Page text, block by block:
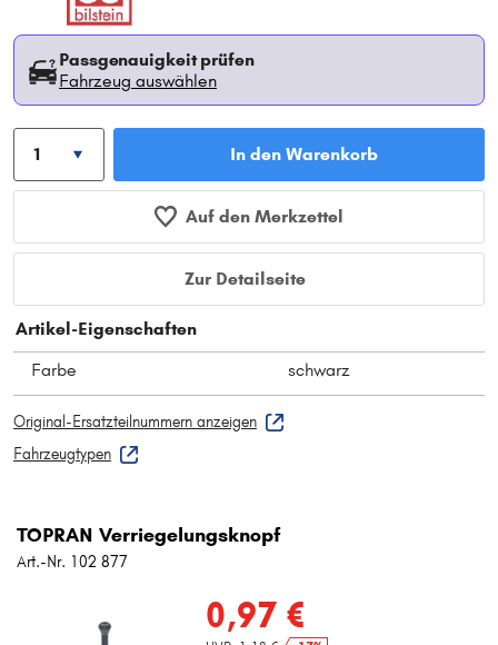
Passgenauigkeit prüfen
Fahrzeug auswählen
In den Warenkorb
Auf den Merkzettel
Zur Detailseite
Artikel-Eigenschaften
Farbe
schwarz
Original-Ersatzteilnummern anzeigen
Fahrzeugtypen
TOPRAN Verriegelungsknopf
Art.-Nr. 102 877
0,97 €